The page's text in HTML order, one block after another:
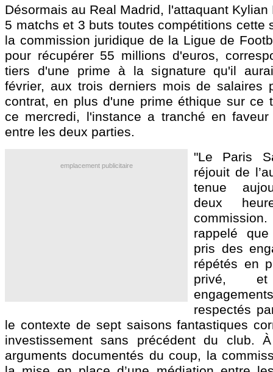
Désormais au Real Madrid, l'attaquant Kylian
5 matchs et 3 buts toutes compétitions cette
la commission juridique de la Ligue de
pour récupérer 55 millions d'euros,
tiers d'une prime à la signature qu'il
février, aux trois derniers mois de salaires
contrat, en plus d'une prime éthique sur ce
ce mercredi, l'instance a tranché en faveur
entre les deux parties.
emplacement publicitaire
"Le Paris
réjouit de
tenue
deux
rappelé
pris des
répétés en
privé,
respectés
le contexte de sept saisons fantastiques
investissement sans précédent du club.
arguments documentés du coup, la